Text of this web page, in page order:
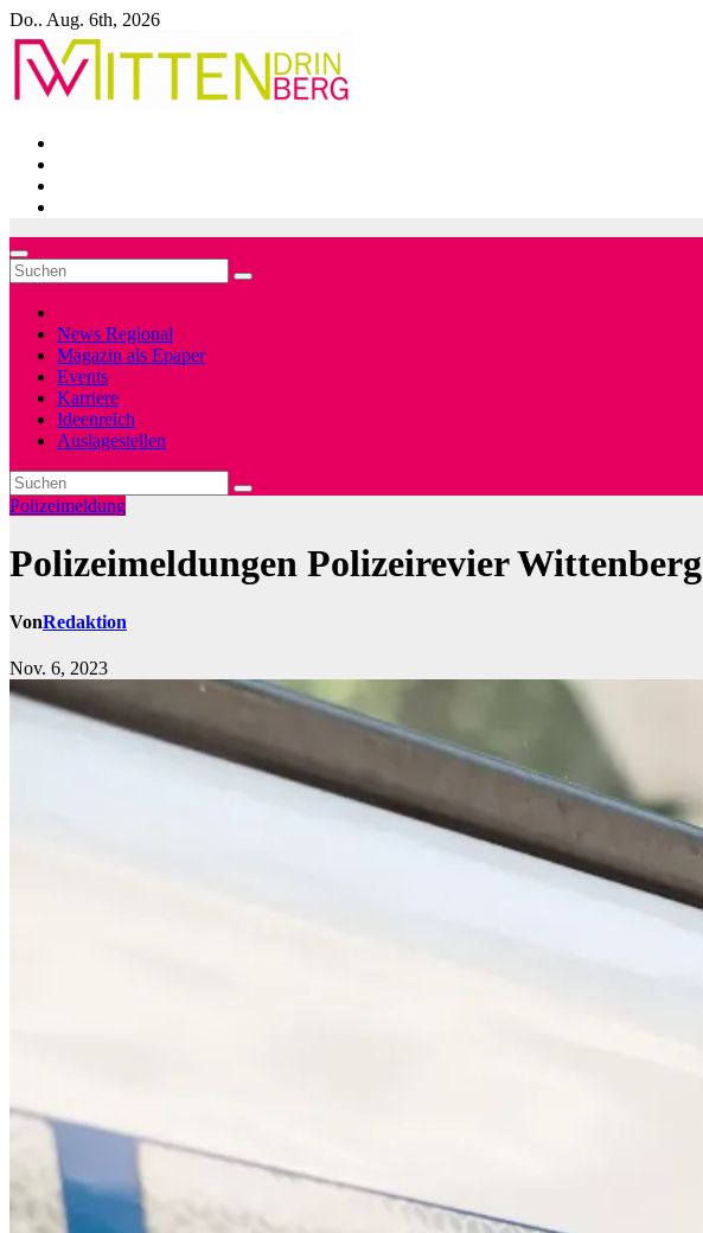
Zum
Inhalt
springen
Do.. Aug. 6th, 2026
News Regional
Magazin als Epaper
Events
Karriere
Ideenreich
Auslagestellen
Polizeimeldung
Polizeimeldungen Polizeirevier Wittenberg
VonRedaktion
Nov. 6, 2023